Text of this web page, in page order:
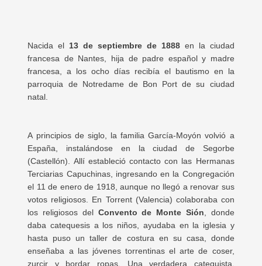
Nacida el 13 de septiembre de 1888en la ciudad
francesa de Nantes, hija de padre español y madre
francesa, a los ocho días recibía el bautismo en la
parroquia de Notredame de Bon Port de su ciudad
natal.
A principios de siglo, la familia García-Moyón volvió a
España, instalándose en la ciudad de Segorbe
(Castellón). Allí estableció contacto con las Hermanas
Terciarias Capuchinas, ingresando en la Congregación
el 11 de enero de 1918, aunque no llegó a renovar sus
votos religiosos. En Torrent (Valencia) colaboraba con
los religiosos del
Convento de Monte Sión , donde
daba catequesis a los niños, ayudaba en la iglesia y
hasta puso un taller de costura en su casa, donde
enseñaba a las jóvenes torrentinas el arte de coser,
zurcir y bordar ropas. Una verdadera catequista,